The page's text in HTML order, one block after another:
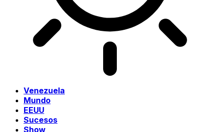
Venezuela
Mundo
EEUU
Sucesos
Show